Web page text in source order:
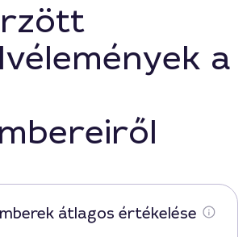
a
átlagos értékelése